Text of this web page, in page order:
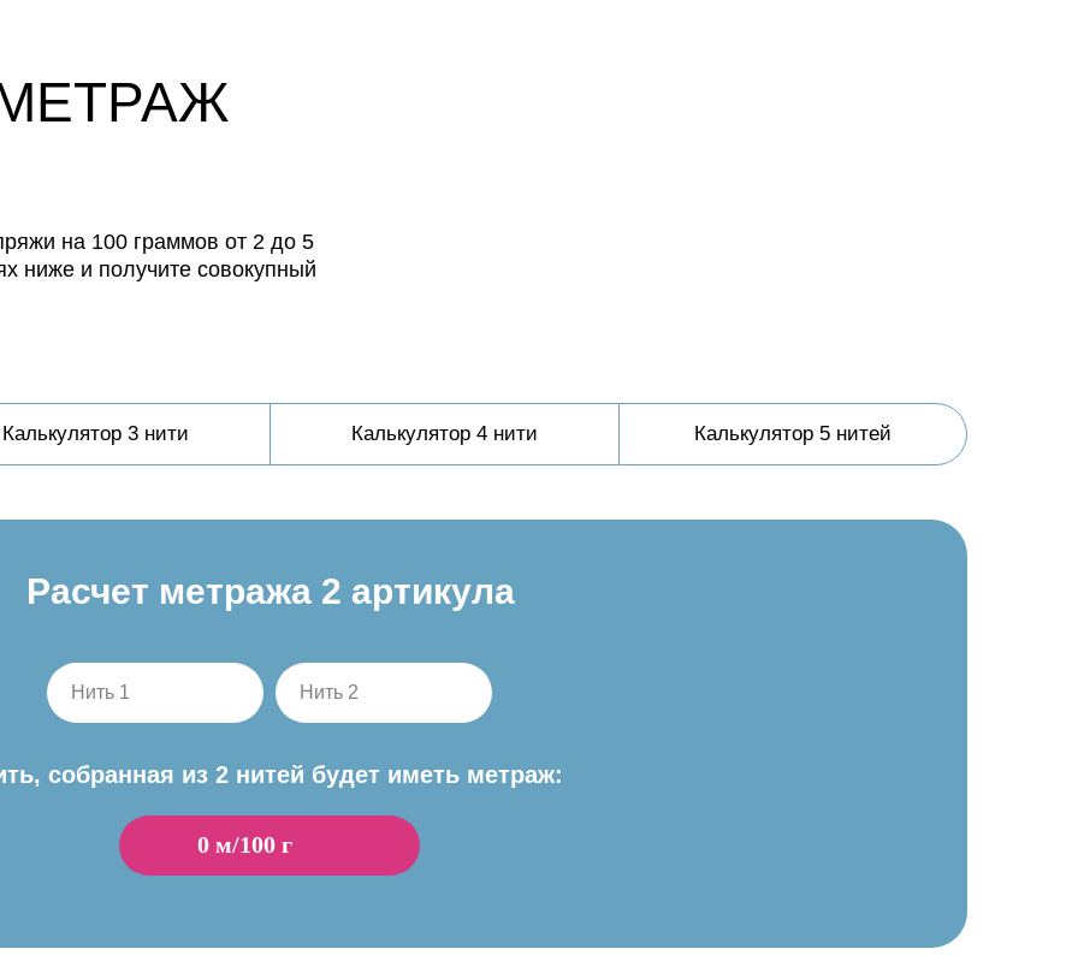
на 100 граммов от 2 до 5
ниже и получите совокупный
Калькулятор 3 нити Калькулятор 4 нити Калькулятор 5 нитей
Нить 1 Нить 2
Расчет метража 2 артикула
собранная из 2 нитей будет иметь метраж:
0 м/100 г